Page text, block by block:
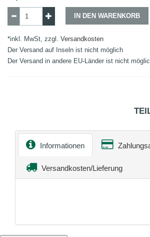
IN DEN WARENKORB
*inkl. MwSt, zzgl. Versandkosten
Der Versand auf Inseln ist nicht möglich
Der Versand in andere EU-Länder ist nicht
Informationen
Versandkosten/Lieferung